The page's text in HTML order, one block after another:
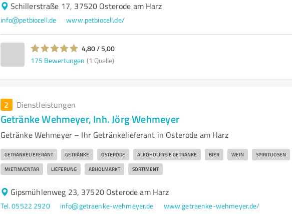
Schillerstraße 17, 37520 Osterode am Harz
info@petbiocell.de www.petbiocell.de/
4,80 / 5,00
175 Bewertungen (1 Quelle)
2 Dienstleistungen
Getränke Wehmeyer, Inh. Jörg Wehmeyer
Getränke Wehmeyer – Ihr Getränkelieferant in Osterode am Harz
GETRÄNKELIEFERANT GETRÄNKE OSTERODE ALKOHOLFREIE GETRÄNKE BIER WEIN SPIRITUOSEN
MIETINVENTAR LIEFERUNG ABHOLMARKT SORTIMENT
Gipsmühlenweg 23, 37520 Osterode am Harz
Tel. 05522 2920 info@getraenke-wehmeyer.de www.getraenke-wehmeyer.de/